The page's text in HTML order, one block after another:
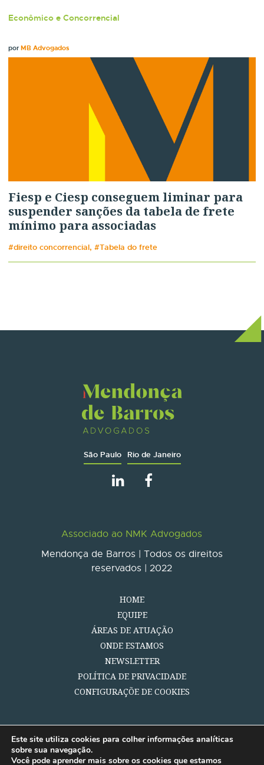
Econômico e Concorrencial
porMB Advogados
Fiesp e Ciesp conseguem liminar para
suspender sanções da tabela de frete
mínimo para associadas
#direito concorrencial, #Tabela do frete
São Paulo Rio de Janeiro
Associado ao NMK Advogados
Mendonça de Barros | Todos os direitos
reservados | 2022
HOME
EQUIPE
ÁREAS DE ATUAÇÃO
ONDE ESTAMOS
NEWSLETTER
POLÍTICA DE PRIVACIDADE
CONFIGURAÇÕE DE COOKIES
Este site utiliza cookies para colher informações analíticas
sobre sua navegação.
Você pode aprender mais sobre os cookies que estamos